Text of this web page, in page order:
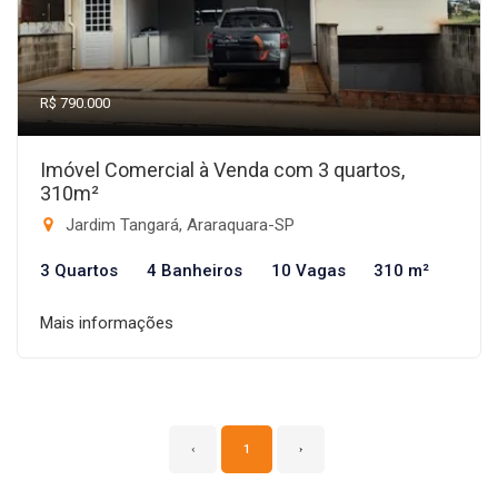
R$ 790.000
Imóvel Comercial à Venda com 3 quartos,
310m²
Jardim Tangará, Araraquara-SP
3 Quartos 4 Banheiros 10 Vagas 310 m²
Mais informações
‹ 1 ›